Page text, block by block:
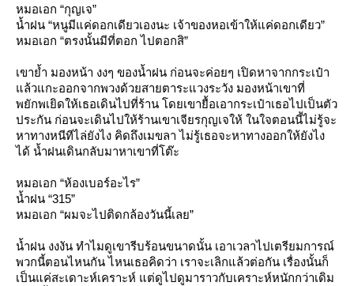
หมอเอก “กุญเจ”
น้ำฝน “หนูมีแค่ดอกเดียวเองนะ เจ้าของหอเข้าให้แค่ดอกเดียว”
หมอเอก “ตรงนั้นมีที่ตอก ไปตอกสิ”
เขาย้ำ มองหน้า งงๆ ของน้ำฝน ก่อนจะค่อยๆ เปิดหาจากกระเป๋า
ล้วแกะออกจากพวงด้วยสายตาระแวงระวัง มองหน้าเขาที่
พยักพเยิดให้เธอเดินไปที่ร้าน โดยเขายื้อเอากระเป๋าเธอไปเป็นตัว
ประกัน ก่อนจะเดินไปให้ร้านเขาเจียรกุญเจให้ ในใจตอนนี้ไม่รู้จะ
หาทางหนีทีไล่ยังไง คิดถึงเมขลา ไม่รู้เธอจะหาทางออกให้ยังไง
ได้ น้ำฝนเดินกลับมาหาเขาที่โต๊ะ
หมอเอก “ห้องเบอร์อะไร”
น้ำฝน “315”
หมอเอก “ผมจะไปติดกล้องวันนี้เลย”
น้ำฝน งงงัน ทำไมดูเขารีบร้อนขนาดนั้น เอาเวลาไปเตรียมการณ์
พวกนี้ตอนไหนกัน ไหนเธอคิดว่า เราจะเลิกแล้วต่อกัน เรื่องนั้นก็
เป็นแค่สะเดาะห์เคราะห์ แต่ดูไปดูมาราวกับเคราะห์หนักกว่าเดิม